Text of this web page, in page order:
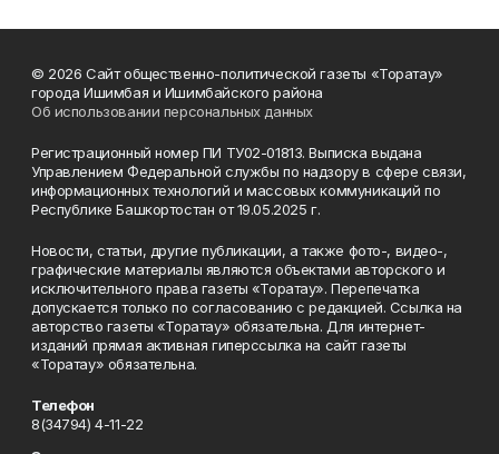
© 2026 Сайт общественно-политической газеты «Торатау»
города Ишимбая и Ишимбайского района
Об использовании персональных данных
Регистрационный номер ПИ ТУ02-01813. Выписка выдана
Управлением Федеральной службы по надзору в сфере связи,
информационных технологий и массовых коммуникаций по
Республике Башкортостан от 19.05.2025 г.
Новости, статьи, другие публикации, а также фото-, видео-,
графические материалы являются объектами авторского и
исключительного права газеты «Торатау». Перепечатка
допускается только по согласованию с редакцией. Ссылка на
авторство газеты «Торатау» обязательна. Для интернет-
изданий прямая активная гиперссылка на сайт газеты
«Торатау» обязательна.
Телефон
8(34794) 4-11-22